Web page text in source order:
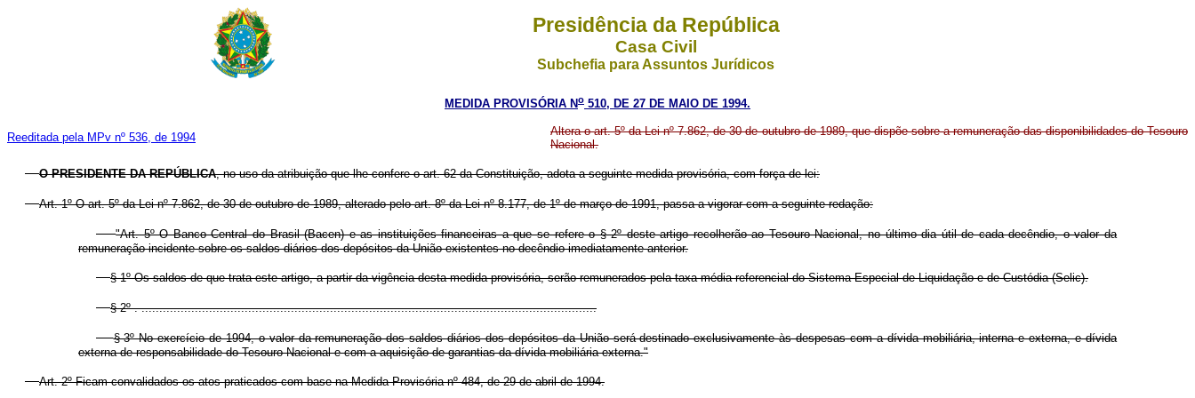
Presidência da República
Casa Civil
Subchefia para Assuntos Jurídicos
MEDIDA PROVISÓRIA No 510, DE 27 DE MAIO DE 1994.
Reeditada pela MPv nº 536, de 1994
Altera o art. 5º da Lei nº 7.862, de 30 de outubro de 1989, que dispõe sobre a remuneração das disponibilidades do Tesouro
Nacional.
O PRESIDENTE DA REPÚBLICA, no uso da atribuição que lhe confere o art. 62 da Constituição, adota a seguinte medida provisória, com força de lei:
Art. 1º O art. 5º da Lei nº 7.862, de 30 de outubro de 1989, alterado pelo art. 8º da Lei nº 8.177, de 1º de março de 1991, passa a vigorar com a seguinte redação:
"Art. 5º O Banco Central do Brasil (Bacen) e as instituições financeiras a que se refere o § 2º deste artigo recolherão ao Tesouro Nacional, no último dia útil de cada decêndio, o valor da
remuneração incidente sobre os saldos diários dos depósitos da União existentes no decêndio imediatamente anterior.
§ 1º Os saldos de que trata este artigo, a partir da vigência desta medida provisória, serão remunerados pela taxa média referencial do Sistema Especial de Liquidação e de Custódia (Selic).
§ 2º . ................................................................................................................................
§ 3º No exercício de 1994, o valor da remuneração dos saldos diários dos depósitos da União será destinado exclusivamente às despesas com a dívida mobiliária, interna e externa, e dívida
externa de responsabilidade do Tesouro Nacional e com a aquisição de garantias da dívida mobiliária externa."
Art. 2º Ficam convalidados os atos praticados com base na Medida Provisória nº 484, de 29 de abril de 1994.